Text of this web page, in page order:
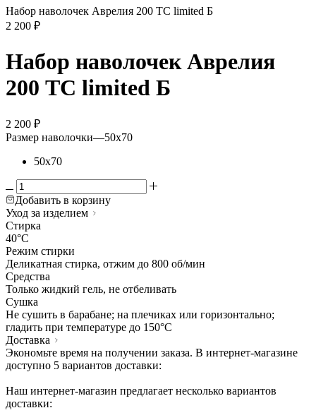
Набор наволочек Аврелия 200 TC limited Б
2 200 ₽
Набор наволочек Аврелия
200 TC limited Б
2 200 ₽
Размер наволочки—50х70
50х70
Добавить в корзину
Уход за изделием
Стирка
40°C
Режим стирки
Деликатная стирка, отжим до 800 об/мин
Средства
Только жидкий гель, не отбеливать
Сушка
Не сушить в барабане; на плечиках или горизонтально;
гладить при температуре до 150°C
Доставка
Экономьте время на получении заказа. В интернет-магазине
доступно 5 вариантов доставки:
Наш интернет-магазин предлагает несколько вариантов
доставки: